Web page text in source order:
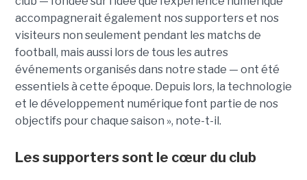
accompagnerait également nos supporters et nos
visiteurs non seulement pendant les matchs de
football, mais aussi lors de tous les autres
événements organisés dans notre stade — ont été
essentiels à cette époque. Depuis lors, la technologie
et le développement numérique font partie de nos
objectifs pour chaque saison », note-t-il.
Les supporters sont le cœur du club